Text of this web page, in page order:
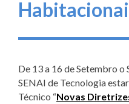
De 13 a 16 de Setembro
SENAI de Tecnologia
Técnico “Novas